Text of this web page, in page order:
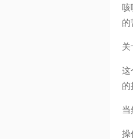
咳
的
关
这
的
当
操